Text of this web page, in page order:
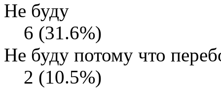
Не буду
6 (31.6%)
Не буду потому что
2 (10.5%)